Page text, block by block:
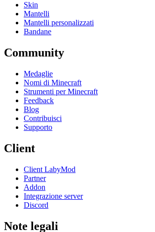
Skin
Mantelli
Mantelli personalizzati
Bandane
Community
Medaglie
Nomi di Minecraft
Strumenti per Minecraft
Feedback
Blog
Contribuisci
Supporto
Client
Client LabyMod
Partner
Addon
Integrazione server
Discord
Note legali